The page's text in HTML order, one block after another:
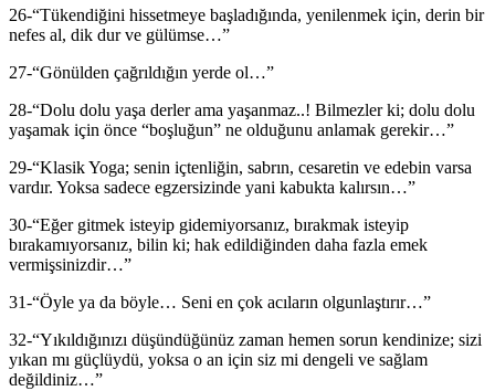
26-“Tükendiğini hissetmeye başladığında, yenilenmek için, derin bir
nefes al, dik dur ve gülümse…”
27-“Gönülden çağrıldığın yerde ol…”
28-“Dolu dolu yaşa derler ama yaşanmaz..! Bilmezler ki; dolu dolu
yaşamak için önce “boşluğun” ne olduğunu anlamak gerekir…”
29-“Klasik Yoga; senin içtenliğin, sabrın, cesaretin ve edebin varsa
vardır. Yoksa sadece egzersizinde yani kabukta kalırsın…”
30-“Eğer gitmek isteyip gidemiyorsanız, bırakmak isteyip
bırakamıyorsanız, bilin ki; hak edildiğinden daha fazla emek
vermişsinizdir…”
31-“Öyle ya da böyle… Seni en çok acıların olgunlaştırır…”
32-“Yıkıldığınızı düşündüğünüz zaman hemen sorun kendinize; sizi
yıkan mı güçlüydü, yoksa o an için siz mi dengeli ve sağlam
değildiniz…”